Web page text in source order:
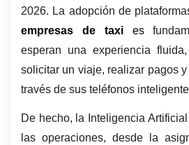
2026. La adopción de
empresas de taxi es
esperan una experiencia
solicitar un viaje, realizar pagos
través de sus teléfonos
De hecho, la Inteligencia
las operaciones, desde la